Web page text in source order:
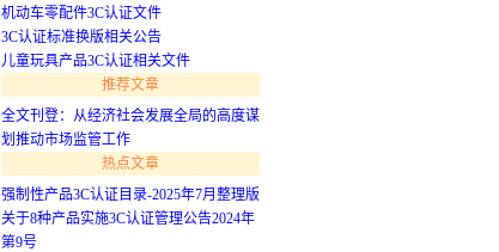
机动车零配件3C认证文件
3C认证标准换版相关公告
儿童玩具产品3C认证相关文件
推荐文章
全文刊登：从经济社会发展全局的高度谋
划推动市场监管工作
热点文章
强制性产品3C认证目录-2025年7月整理版
关于8种产品实施3C认证管理公告2024年
第9号